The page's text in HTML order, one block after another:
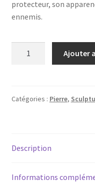
protecteur, son
ennemis.
Tashmetoum
Ajouter
Catégories : Pierre,
Description
Informations